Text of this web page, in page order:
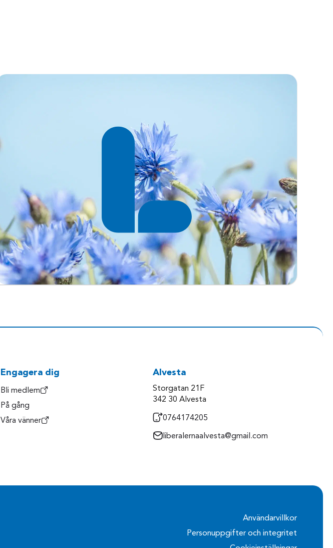
Engagera dig
Bli medlem
På gång
Våra vänner
Alvesta
Storgatan 21F
342 30 Alvesta
0764174205
liberalernaalvesta@gmail.com
Användarvillkor
Personuppgifter och integritet